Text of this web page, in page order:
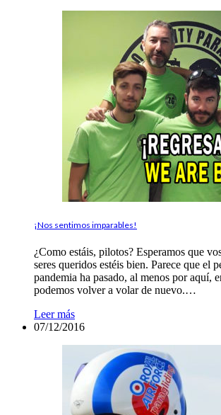
¡Nos sentimos imparables!
¿Como estáis, pilotos? Esperamos que
seres queridos estéis bien. Parece que el
pandemia ha pasado, al menos por aquí,
podemos volver a volar de nuevo.…
Leer más
07/12/2016